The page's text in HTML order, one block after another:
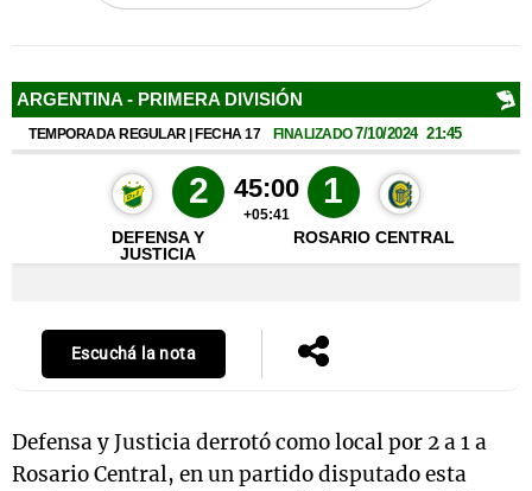
Escuchá la nota
Defensa y Justicia derrotó como local por 2 a 1 a
Rosario Central, en un partido disputado esta